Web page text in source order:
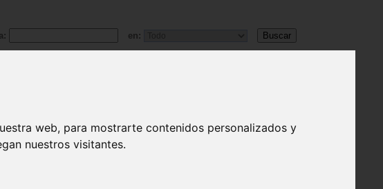
web, para mostrarte contenidos personalizados y
nuestros visitantes.
en: